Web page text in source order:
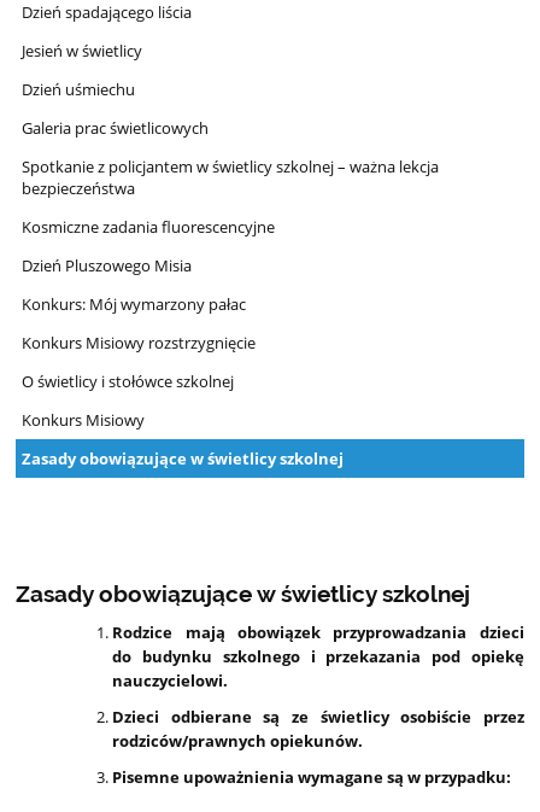
Dzień spadającego liścia
Jesień w świetlicy
Dzień uśmiechu
Galeria prac świetlicowych
Spotkanie z policjantem w świetlicy szkolnej – ważna lekcja
bezpieczeństwa
Kosmiczne zadania fluorescencyjne
Dzień Pluszowego Misia
Konkurs: Mój wymarzony pałac
Konkurs Misiowy rozstrzygnięcie
O świetlicy i stołówce szkolnej
Konkurs Misiowy
Zasady obowiązujące w świetlicy szkolnej
Zasady obowiązujące w świetlicy szkolnej
Rodzice mają obowiązek przyprowadzania dzieci
do budynku szkolnego i przekazania pod opiekę
nauczycielowi.
Dzieci odbierane są ze świetlicy osobiście przez
rodziców/prawnych opiekunów.
Pisemne upoważnienia wymagane są w przypadku: